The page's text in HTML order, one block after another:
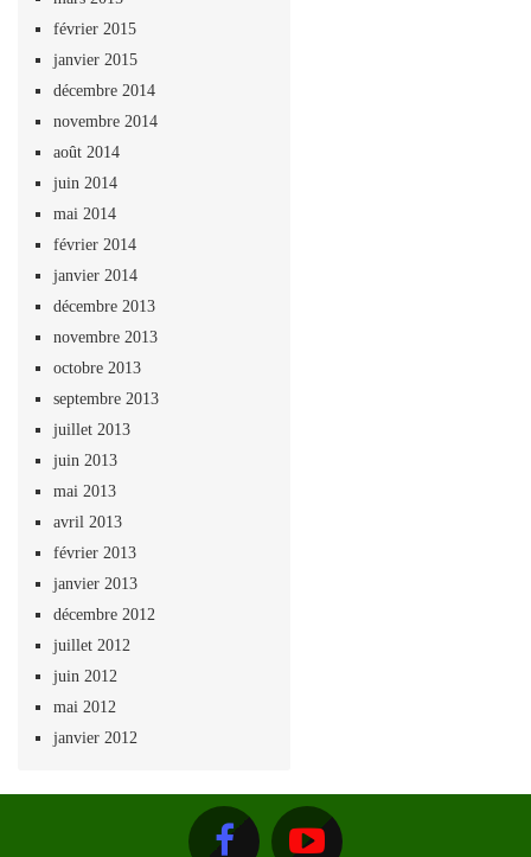
février 2015
janvier 2015
décembre 2014
novembre 2014
août 2014
juin 2014
mai 2014
février 2014
janvier 2014
décembre 2013
novembre 2013
octobre 2013
septembre 2013
juillet 2013
juin 2013
mai 2013
avril 2013
février 2013
janvier 2013
décembre 2012
juillet 2012
juin 2012
mai 2012
janvier 2012